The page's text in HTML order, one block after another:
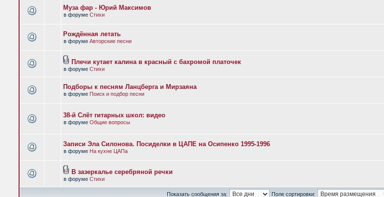
Муза фар - Юрий Максимов
в форуме Стихи
Рождённая летать
в форуме Авторские песни
Плечи кутает калина в красный с бахромой платочек
в форуме Стихи
Подборы к песням Ланцберга и Мирзаяна
в форуме Поиск и подбор песни
38-й Слёт гитарных школ: видео
в форуме Общие вопросы
Записи Эла Силонова. Посиделки в ЦАПЕ на Осипенко 1995-1996
в форуме На кухне ЦАПа
В зазеркалье серебряной речки
в форуме Стихи
Показать сообщения за: Поле сортировки: